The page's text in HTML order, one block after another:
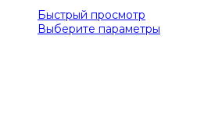
Быстрый просмотр
Выберите параметры